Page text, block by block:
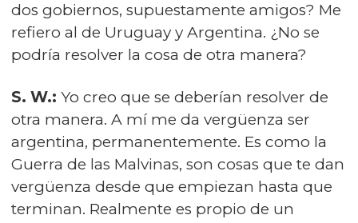
dos gobiernos, supuestamente amigos? Me
refiero al de Uruguay y Argentina. ¿No se
podría resolver la cosa de otra manera?
S. W.: Yo creo que se deberían resolver de
otra manera. A mí me da vergüenza ser
argentina, permanentemente. Es como la
Guerra de las Malvinas, son cosas que te dan
vergüenza desde que empiezan hasta que
terminan. Realmente es propio de un